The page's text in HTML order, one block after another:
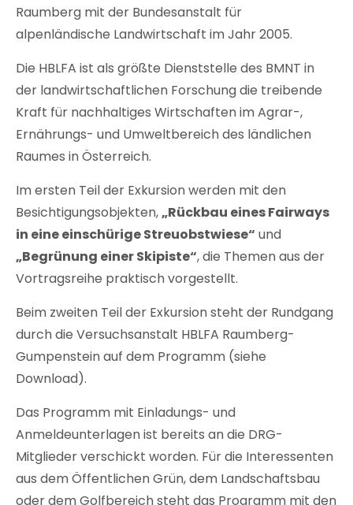
Raumberg mit der Bundesanstalt für
alpenländische Landwirtschaft im Jahr 2005.
Die HBLFA ist als größte Dienststelle des BMNT in
der landwirtschaftlichen Forschung die treibende
Kraft für nachhaltiges Wirtschaften im Agrar-,
Ernährungs- und Umweltbereich des ländlichen
Raumes in Österreich.
Im ersten Teil der Exkursion werden mit den
Besichtigungsobjekten,„Rückbau eines Fairways
in eine einschürige Streuobstwiese“ und
„Begrünung einer Skipiste“, die Themen aus der
Vortragsreihe praktisch vorgestellt.
Beim zweiten Teil der Exkursion steht der Rundgang
durch die Versuchsanstalt HBLFA Raumberg-
Gumpenstein auf dem Programm (siehe
Download).
Das Programm mit Einladungs- und
Anmeldeunterlagen ist bereits an die DRG-
Mitglieder verschickt worden. Für die Interessenten
aus dem Öffentlichen Grün, dem Landschaftsbau
oder dem Golfbereich steht das Programm mit den